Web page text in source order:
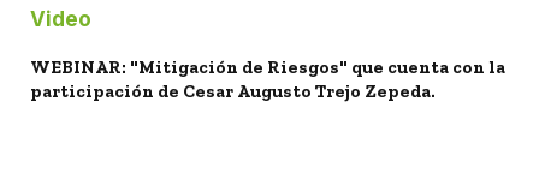
Video
WEBINAR: "Mitigación de Riesgos" que cuenta con la
participación de Cesar Augusto Trejo Zepeda.